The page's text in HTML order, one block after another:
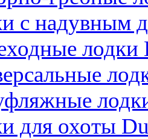
с надувным
лодки
для охоты